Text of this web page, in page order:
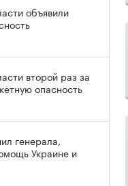
объявили
второй раз за
опасность
генерала,
Украине и